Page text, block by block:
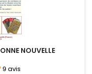
NOUVELLE
9 avis